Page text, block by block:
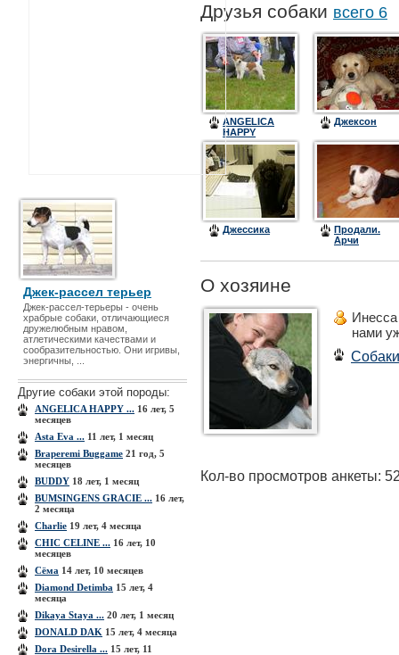
Джек-рассел терьер
Джек-рассел-терьеры - очень
храбрые собаки, отличающиеся
дружелюбным нравом,
атлетическими качествами и
сообразительностью. Они игривы,
энергичны, ...
Другие собаки этой породы:
ANGELICA HAPPY ... 16 лет, 5
месяцев
Asta Eva ... 11 лет, 1 месяц
Braperemi Buggame 21 год, 5
месяцев
BUDDY 18 лет, 1 месяц
BUMSINGENS GRACIE ... 16 лет,
2 месяца
Charlie 19 лет, 4 месяца
CHIC CELINE ... 16 лет, 10
месяцев
Cёма 14 лет, 10 месяцев
Diamond Detimba 15 лет, 4
месяца
Dikaya Staya ... 20 лет, 1 месяц
DONALD DAK 15 лет, 4 месяца
Dora Desirella ... 15 лет, 11
Друзья собаки всего 6
ANGELICA
HAPPY
CAMMOMILE
Джексон
Джессика
Продали.
Арчи
О хозяине
нами
Собаки
Кол-во просмотров анкеты: